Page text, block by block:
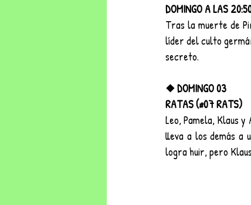
DOMINGO A LAS
Tras la muerte de
líder del culto
secreto.
❖ DOMINGO 03
RATAS (#07 RATS)
Leo, Pamela, Klaus
lleva a los demás a
logra huir, pero